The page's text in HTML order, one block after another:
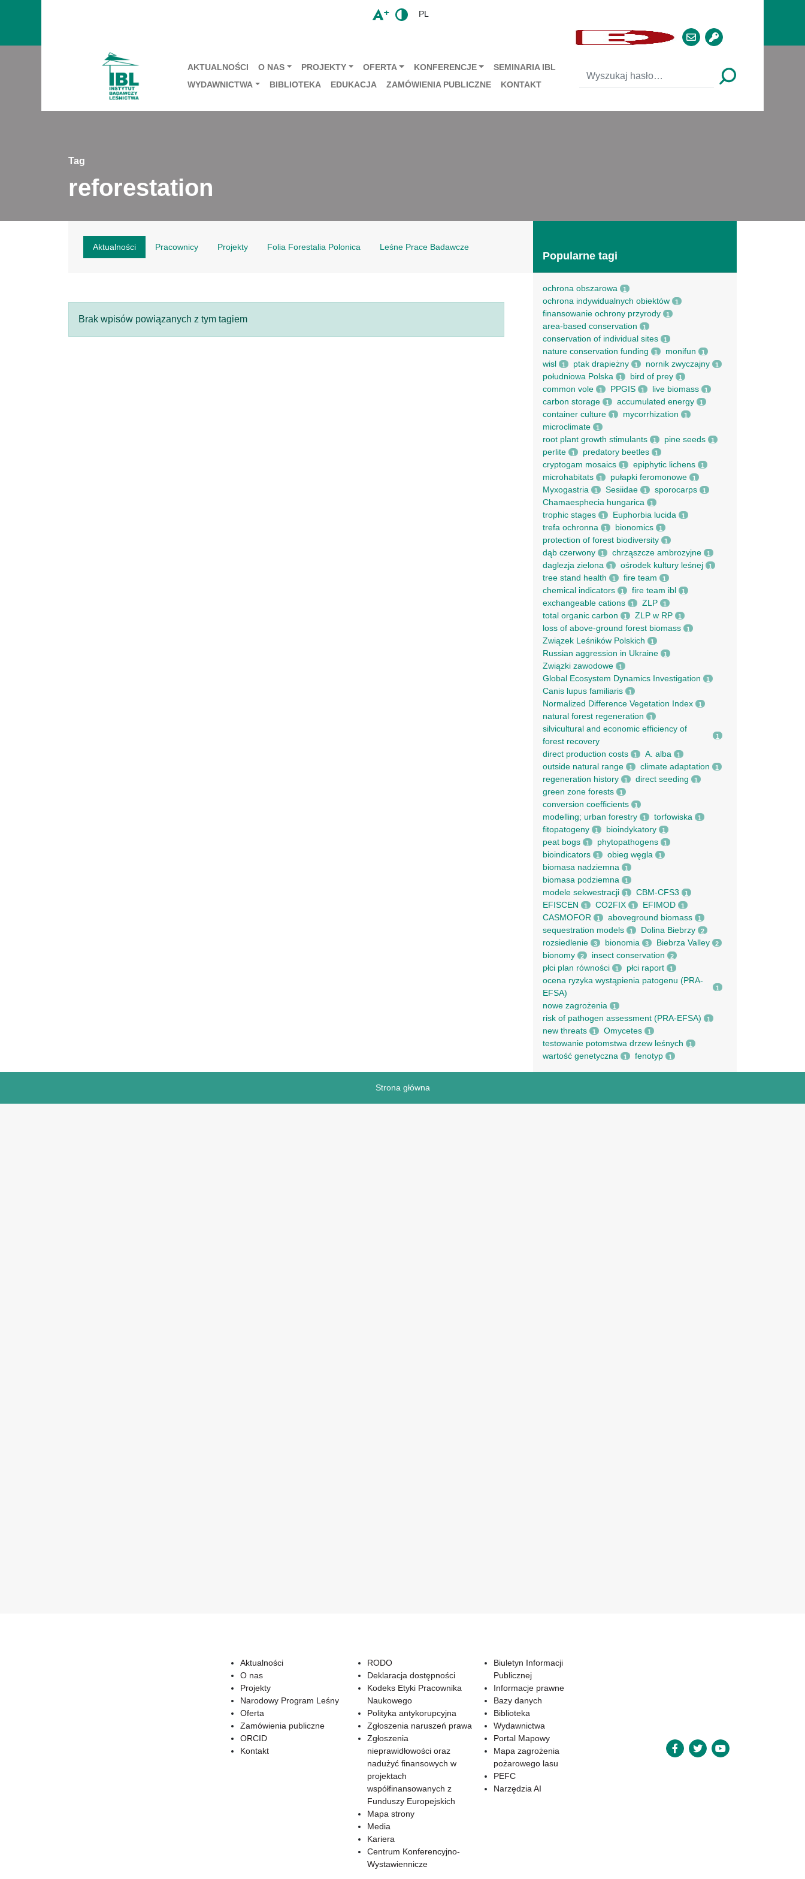
PL
AKTUALNOŚCI O NAS PROJEKTY OFERTA KONFERENCJE
SEMINARIA IBL
WYDAWNICTWA
BIBLIOTEKA EDUKACJA ZAMÓWIENIA PUBLICZNE KONTAKT
Tag
reforestation
Aktualności Pracownicy Projekty Folia Forestalia Polonica Leśne Prace Badawcze
Brak wpisów powiązanych z tym tagiem
Popularne tagi
ochrona obszarowa 1
ochrona indywidualnych obiektów 1
finansowanie ochrony przyrody 1
area-based conservation 1
conservation of individual sites 1
nature conservation funding 1 monifun 1
wisl 1 ptak drapieżny 1 nornik zwyczajny 1
południowa Polska 1 bird of prey 1
common vole 1 PPGIS 1 live biomass 1
carbon storage 1 accumulated energy 1
container culture 1 mycorrhization 1
microclimate 1
root рlant growth stimulants 1 pine seeds 1
perlite 1 predatory beetles 1
cryptogam mosaics 1 epiphytic lichens 1
microhabitats 1 pułapki feromonowe 1
Myxogastria 1 Sesiidae 1 sporocarps 1
Chamaesphecia hungarica 1
trophic stages 1 Euphorbia lucida 1
trefa ochronna 1 bionomics 1
protection of forest biodiversity 1
dąb czerwony 1 chrząszcze ambrozyjne 1
daglezja zielona 1 ośrodek kultury leśnej 1
tree stand health 1 fire team 1
chemical indicators 1 fire team ibl 1
exchangeable cations 1 ZLP 1
total organic carbon 1 ZLP w RP 1
loss of above-ground forest biomass 1
Związek Leśników Polskich 1
Russian aggression in Ukraine 1
Związki zawodowe 1
Global Ecosystem Dynamics Investigation 1
Canis lupus familiaris 1
Normalized Difference Vegetation Index 1
natural forest regeneration 1
silvicultural and economic efficiency of
forest recovery
1
direct production costs 1 A. alba 1
outside natural range 1 climate adaptation 1
regeneration history 1 direct seeding 1
green zone forests 1
conversion coefficients 1
modelling; urban forestry 1 torfowiska 1
fitopatogeny 1 bioindykatory 1
peat bogs 1 phytopathogens 1
bioindicators 1 obieg węgla 1
biomasa nadziemna 1
biomasa podziemna 1
modele sekwestracji 1 CBM-CFS3 1
EFISCEN 1 CO2FIX 1 EFIMOD 1
CASMOFOR 1 aboveground biomass 1
sequestration models 1 Dolina Biebrzy 2
rozsiedlenie 3 bionomia 3 Biebrza Valley 2
bionomy 2 insect conservation 2
płci plan równości 1 płci raport 1
ocena ryzyka wystąpienia patogenu (PRA-
EFSA)
1
nowe zagrożenia 1
risk of pathogen assessment (PRA-EFSA) 1
new threats 1 Omycetes 1
testowanie potomstwa drzew leśnych 1
wartość genetyczna 1 fenotyp 1
Strona główna
Aktualności
O nas
Projekty
Narodowy Program Leśny
Oferta
Zamówienia publiczne
ORCID
Kontakt
RODO
Deklaracja dostępności
Kodeks Etyki Pracownika
Naukowego
Polityka antykorupcyjna
Zgłoszenia naruszeń prawa
Zgłoszenia
nieprawidłowości oraz
nadużyć finansowych w
projektach
współfinansowanych z
Funduszy Europejskich
Mapa strony
Media
Kariera
Centrum Konferencyjno-
Wystawiennicze
Biuletyn Informacji
Publicznej
Informacje prawne
Bazy danych
Biblioteka
Wydawnictwa
Portal Mapowy
Mapa zagrożenia
pożarowego lasu
PEFC
Narzędzia AI